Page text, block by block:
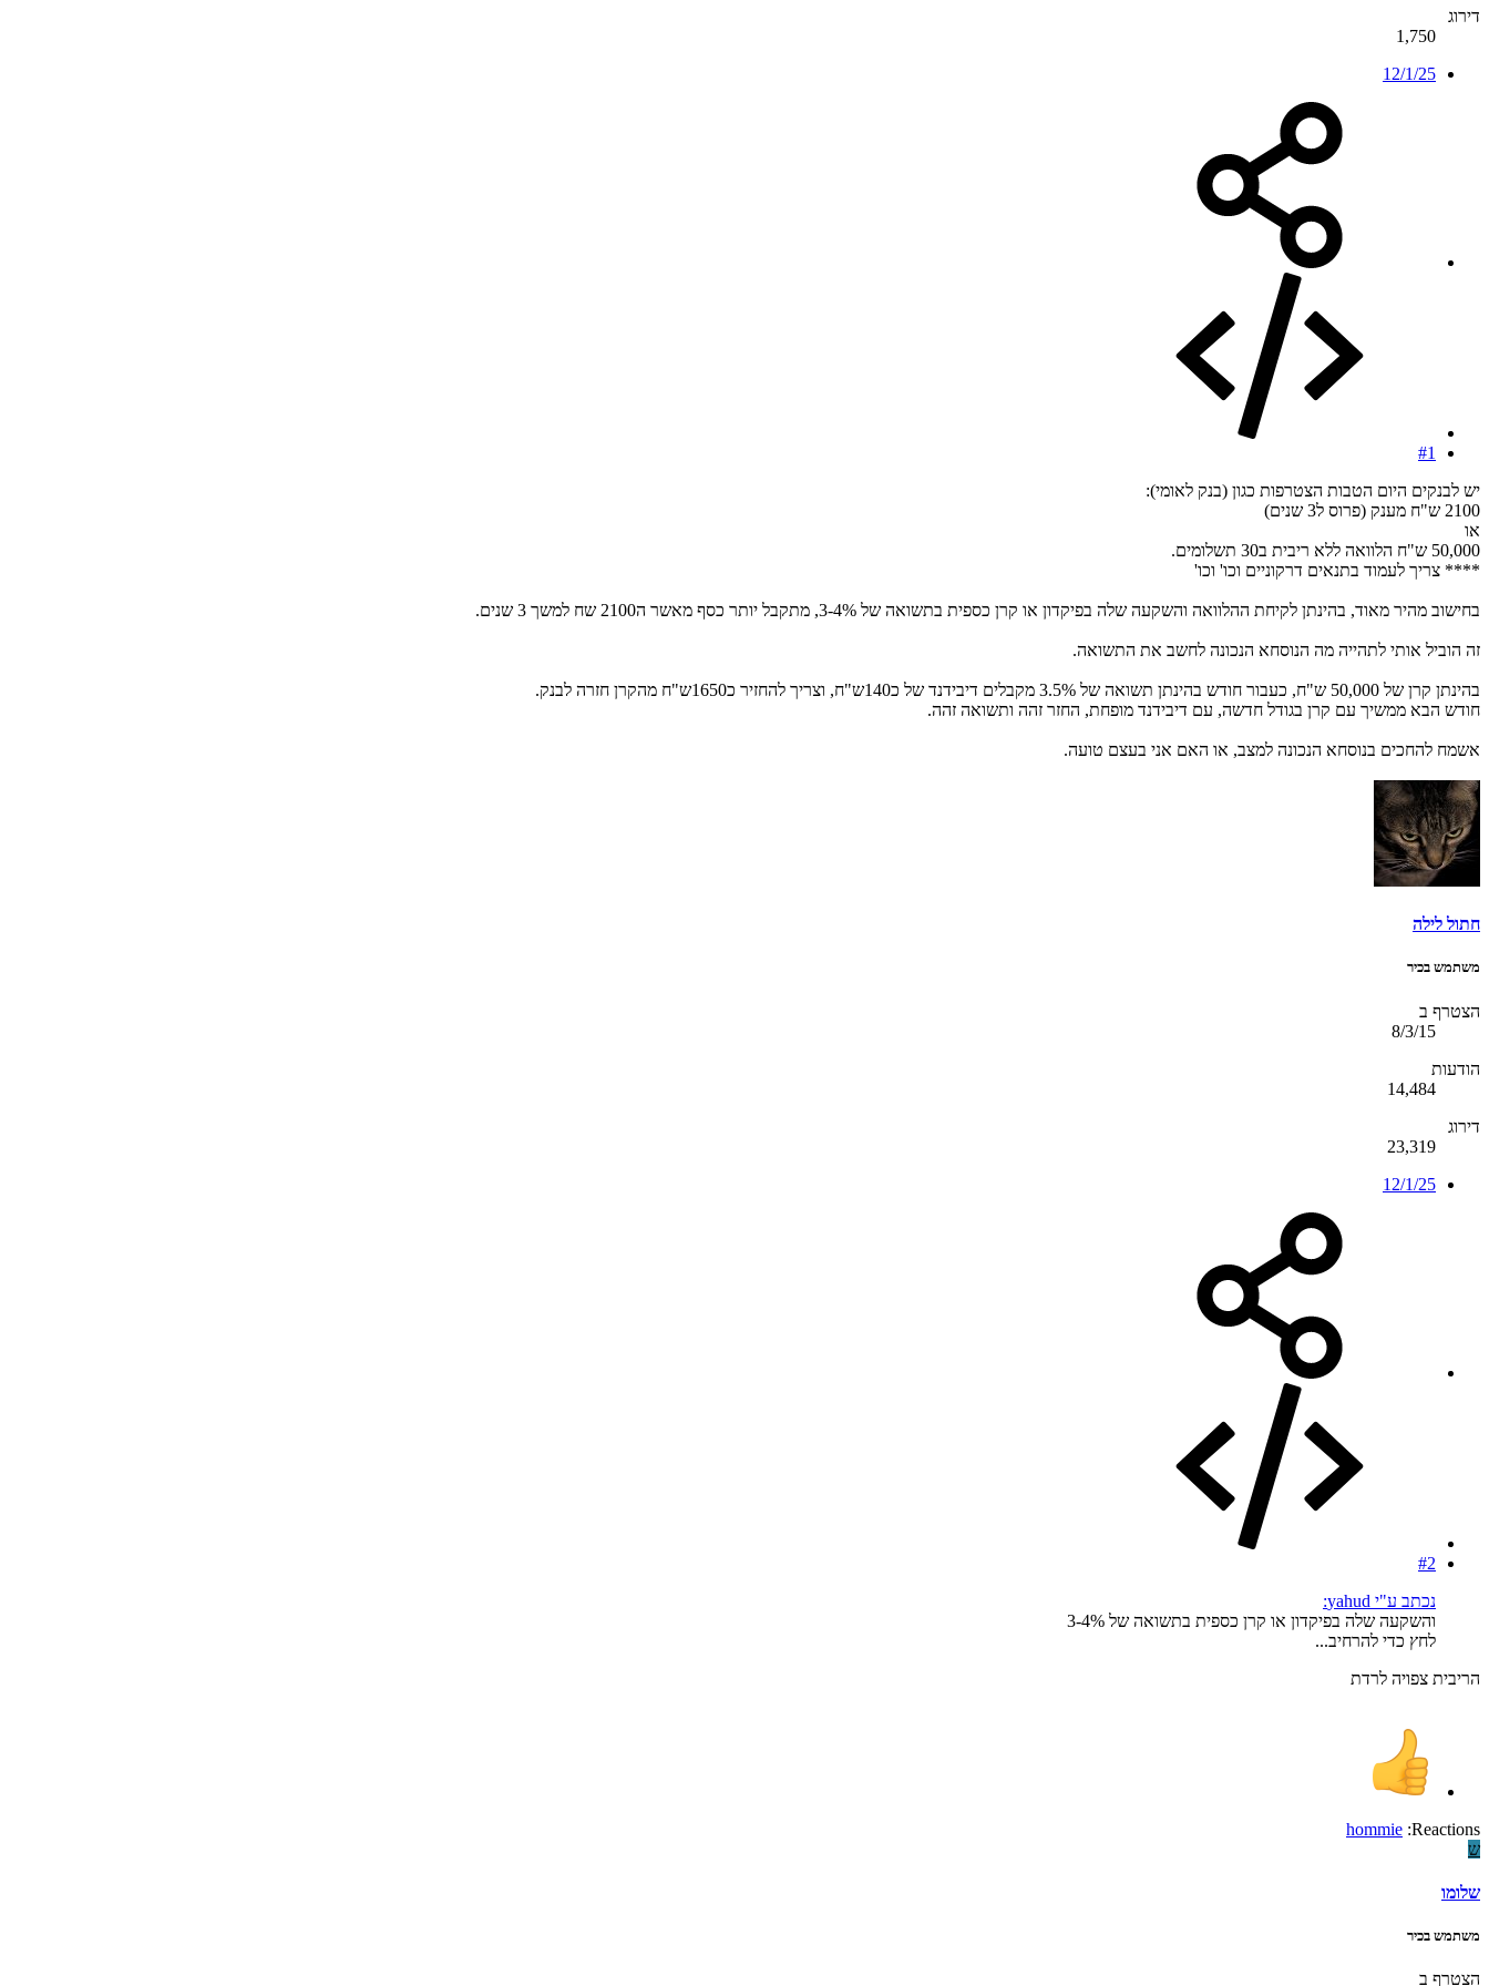
דירוג
1,750
12/1/25
#1
יש לבנקים היום הטבות הצטרפות כגון (בנק לאומי):
2100 ש"ח מענק (פרוס ל3 שנים)
או
50,000 ש"ח הלוואה ללא ריבית ב30 תשלומים.
**** צריך לעמוד בתנאים דרקוניים וכו' וכו'
בחישוב מהיר מאוד, בהינתן לקיחת ההלוואה והשקעה שלה בפיקדון או קרן כספית בתשואה של 3-4%, מתקבל יותר כסף מאשר ה2100 שח למשך 3 שנים.
זה הוביל אותי לתהייה מה הנוסחא הנכונה לחשב את התשואה.
בהינתן קרן של 50,000 ש"ח, כעבור חודש בהינתן תשואה של 3.5% מקבלים דיבידנד של כ140ש"ח, וצריך להחזיר כ1650ש"ח מהקרן חזרה לבנק.
חודש הבא ממשיך עם קרן בגודל חדשה, עם דיבידנד מופחת, החזר זהה ותשואה זהה.
אשמח להחכים בנוסחא הנכונה למצב, או האם אני בעצם טועה.
חתול לילה
משתמש בכיר
הצטרף ב
8/3/15
הודעות
14,484
דירוג
23,319
12/1/25
#2
נכתב ע"י yahud:
והשקעה שלה בפיקדון או קרן כספית בתשואה של 3-4%
לחץ כדי להרחיב...
הריבית צפויה לרדת
Reactions:
hommie
ש
שלומו
משתמש בכיר
הצטרף ב